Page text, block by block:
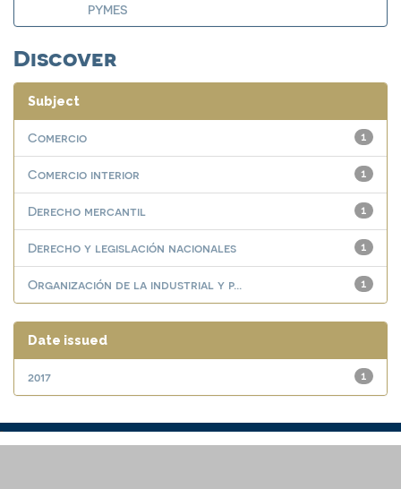
PYMES
Discover
Subject
1
Comercio
1
Comercio interior
1
Derecho mercantil
1
Derecho y legislación nacionales
1
Organización de la industrial y p...
Date issued
1
2017